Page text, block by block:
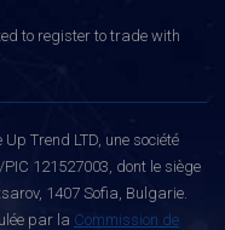
to register to trade with
Trend LTD, une société
121527003, dont le siège
1407 Sofia, Bulgarie.
par la Commission de